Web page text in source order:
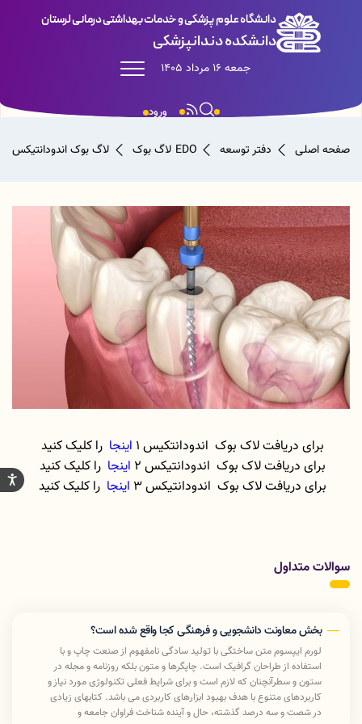
دانشگاه علوم پزشکی و خدمات بهداشتی درمانی لرستان
دانشکده دندانپزشکی
جمعه 16 مرداد 1405
ورود
صفحه اصلی دفتر توسعه EDO لاگ بوک لاگ بوک اندودانتیکس
برای دریافت لاک بوک اندودانتکیس 1 اینجا را کلیک کنید
برای دریافت لاک بوک اندودانتیکس 2
اینجا را کلیک کنید
برای دریافت لاک بوک اندودانتیکس 3
اینجا را کلیک کنید
سوالات متداول
بخش معاونت دانشجویی و فرهنگی کجا واقع شده است؟
لورم ایپسوم متن ساختگی با تولید سادگی نامفهوم از صنعت چاپ و با
استفاده از طراحان گرافیک است. چاپگرها و متون بلکه روزنامه و مجله در
ستون و سطرآنچنان که لازم است و برای شرایط فعلی تکنولوژی مورد نیاز و
کاربردهای متنوع با هدف بهبود ابزارهای کاربردی می باشد. کتابهای زیادی
در شصت و سه درصد گذشته، حال و آینده شناخت فراوان جامعه و